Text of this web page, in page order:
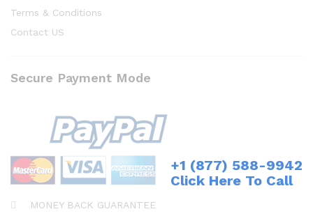
Terms & Conditions
Contact US
Secure Payment Mode
MONEY BACK GUARANTEE
+1 (877) 588-9942
Click Here To Call